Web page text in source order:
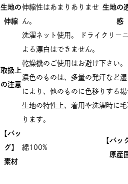
生地の
伸縮
伸縮性はあまりありませ
ん。
生地の
感
取扱上
の注意
洗濯ネット使用。 ドライクリー
よる漂白はできません。
乾燥機のご使用はお避け下さい。
濃色のものは、多量の発汗など
により、他のものに色移りする場
生地の特性上、着用や洗濯時に
ります。
【バッ
グ】
素材
綿100%
【バッ
原産